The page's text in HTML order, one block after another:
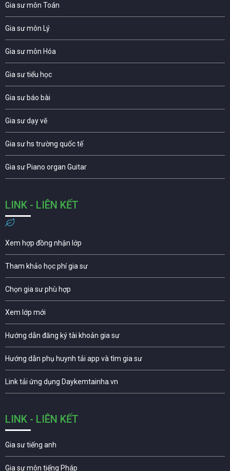
Gia sư môn Toán
Gia sư môn Lý
Gia sư môn Hóa
Gia sư tiểu học
Gia sư báo bài
Gia sư dạy vẽ
Gia sư hs trường quốc tế
Gia sư Piano organ Guitar
LINK - LIÊN KẾT
Xem hợp đồng nhận lớp
Tham khảo học phí gia sư
Chọn gia sư phù hợp
Xem lớp mới
Hướng dẫn đăng ký tài khoản gia sư
Hướng dẫn phụ huynh tải app và tìm gia sư
Link tải ứng dụng Daykemtainha.vn
LINK - LIÊN KẾT
Gia sư tiếng anh
Gia sư môn tiếng Pháp